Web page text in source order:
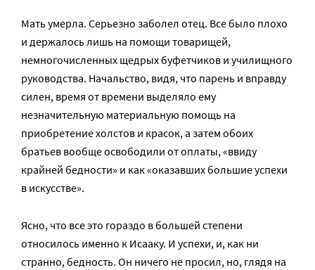
Мать умерла. Серьезно заболел отец. Все было плохо
и держалось лишь на помощи товарищей,
немногочисленных щедрых буфетчиков и училищного
руководства. Начальство, видя, что парень и вправду
силен, время от времени выделяло ему
незначительную материальную помощь на
приобретение холстов и красок, а затем обоих
братьев вообще освободили от оплаты, «ввиду
крайней бедности» и как «оказавших большие успехи
в искусстве».
Ясно, что все это гораздо в большей степени
относилось именно к Исааку. И успехи, и, как ни
странно, бедность. Он ничего не просил, но, глядя на